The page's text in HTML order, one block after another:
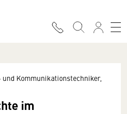
Kommunikationstechniker,
im